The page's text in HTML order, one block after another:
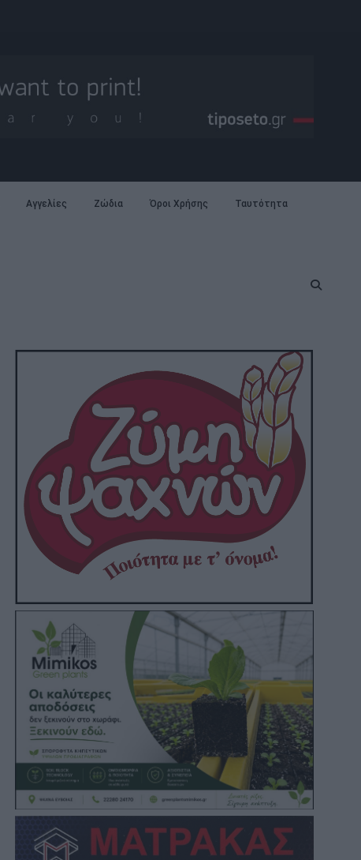
Αγγελίες Ζώδια Όροι Χρήσης Ταυτότητα